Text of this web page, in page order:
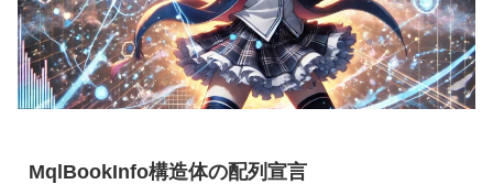
MqlBookInfo構造体の配列宣言